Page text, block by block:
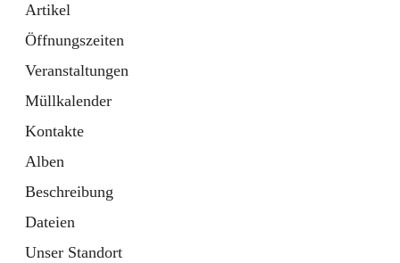
Artikel
Öffnungszeiten
Veranstaltungen
Müllkalender
Kontakte
Alben
Beschreibung
Dateien
Unser Standort
Tab
Bundeskanzleramt Österreich
Externe Webseite
öffnet
in
neuem
Tab